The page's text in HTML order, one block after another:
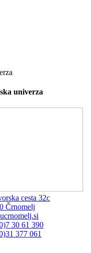
univerza
cesta 32c
Črnomelj
30 61 390
377 061